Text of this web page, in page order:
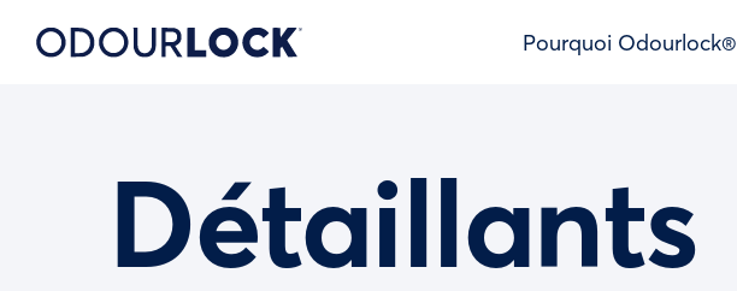
Pourquoi Odourlock®
Détaillants